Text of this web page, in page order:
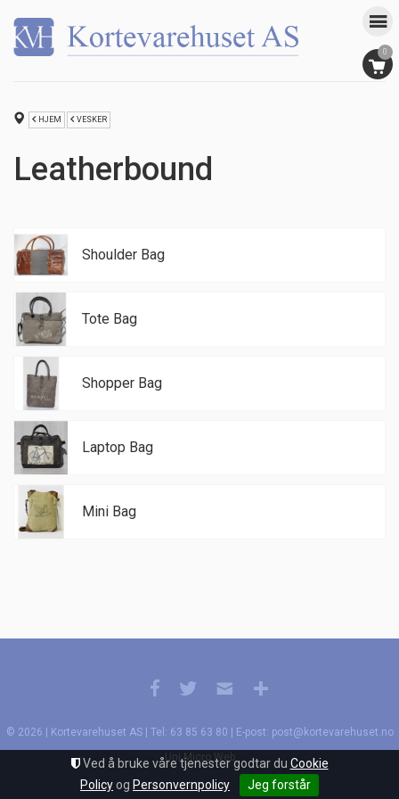
Ved å bruke våre tjenester godtar du Cookie
Policyog Personvernpolicy Jeg forstår
0
HJEM VESKER
Leatherbound
Shoulder Bag
Tote Bag
Shopper Bag
Laptop Bag
Mini Bag
© 2026 | Kortevarehuset AS | Tel: 63 85 63 80 | E-post: post@kortevarehuset.no
Uni Micro Web